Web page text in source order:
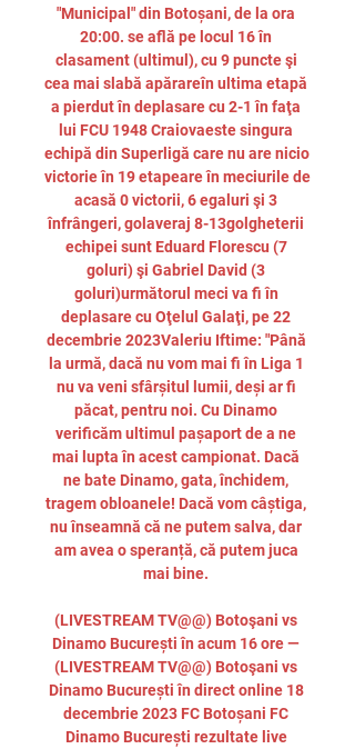
"Municipal" din Botoșani, de la ora
20:00. se află pe locul 16 în
clasament (ultimul), cu 9 puncte şi
cea mai slabă apărareîn ultima etapă
a pierdut în deplasare cu 2-1 în faţa
lui FCU 1948 Craiovaeste singura
echipă din Superligă care nu are nicio
victorie în 19 etapeare în meciurile de
acasă 0 victorii, 6 egaluri şi 3
înfrângeri, golaveraj 8-13golgheterii
echipei sunt Eduard Florescu (7
goluri) şi Gabriel David (3
goluri)următorul meci va fi în
deplasare cu Oţelul Galaţi, pe 22
decembrie 2023Valeriu Iftime: "Până
la urmă, dacă nu vom mai fi în Liga 1
nu va veni sfârșitul lumii, deși ar fi
păcat, pentru noi. Cu Dinamo
verificăm ultimul pașaport de a ne
mai lupta în acest campionat. Dacă
ne bate Dinamo, gata, închidem,
tragem obloanele! Dacă vom câștiga,
nu înseamnă că ne putem salva, dar
am avea o speranță, că putem juca
mai bine.
(LIVESTREAM TV@@) Botoşani vs
Dinamo București în acum 16 ore —
(LIVESTREAM TV@@) Botoşani vs
Dinamo București în direct online 18
decembrie 2023 FC Botoșani FC
Dinamo București rezultate live